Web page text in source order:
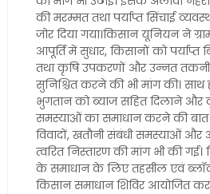
की मरम्मत तथा पर्याप्त सिंचाई
जोर दिया गया।किसान यूनियन ने
आपूर्ति में सुधार, किसानों को
तथा कृषि उपकरणों और उन्नत
सुनिश्चित करने की भी मांग की। साथ
भुगतान को ब्याज सहित दिलाने
समस्याओं का समाधान करने की बात
विवादों, खतौनी संबंधी समस्याओं
त्वरित निस्तारण की मांग भी की
के समाधान के लिए तहसील एवं
किसान समाधान शिविर आयोजित